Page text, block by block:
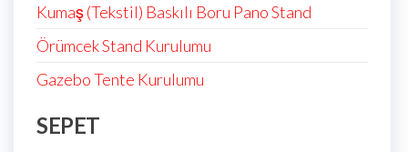
Kumaş (Tekstil) Baskılı Boru Pano Stand
Örümcek Stand Kurulumu
Gazebo Tente Kurulumu
SEPET